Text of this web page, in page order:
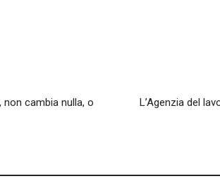
cambia nulla, o
L’Agenzia del